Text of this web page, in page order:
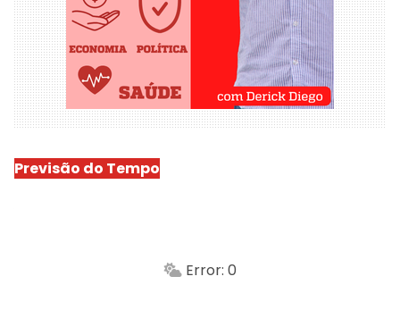
Previsão do Tempo
Min.
Error: 0